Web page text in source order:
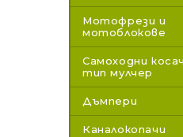
Мотофрези и
мотоблокове
Самоходни
тип мулчер
Дъмпери
Каналокопачи